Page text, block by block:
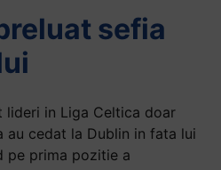
sefia
lideri in Liga Celtica doar
au cedat la Dublin in fata lui
pe prima pozitie a